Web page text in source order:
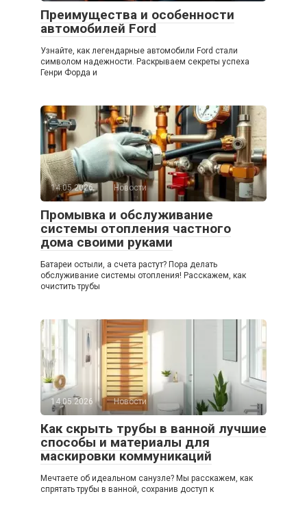
Преимущества и особенности
автомобилей Ford
Узнайте, как легендарные автомобили Ford стали
символом надежности. Раскрываем секреты успеха
Генри Форда и
14.05.2026 Новости
Промывка и обслуживание
системы отопления частного
дома своими руками
Батареи остыли, а счета растут? Пора делать
обслуживание системы отопления! Расскажем, как
очистить трубы
14.05.2026 Новости
Как скрыть трубы в ванной лучшие
способы и материалы для
маскировки коммуникаций
Мечтаете об идеальном санузле? Мы расскажем, как
спрятать трубы в ванной, сохранив доступ к